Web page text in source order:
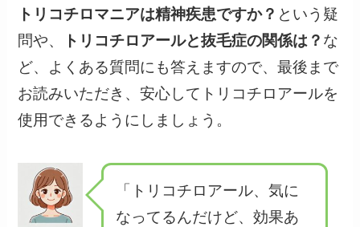
トリコチロマニアは精神疾患ですか？ という疑
問や、
トリコチロアールと抜毛症の関係は？ な
ど、よくある質問にも答えますので、最後まで
お読みいただき、安心してトリコチロアールを
使用できるようにしましょう。
「トリコチロアール、気に
なってるんだけど、効果あ